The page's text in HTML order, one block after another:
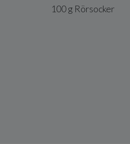
100g Rörsocker